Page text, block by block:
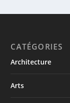
CATÉGORIES
Architecture
Arts